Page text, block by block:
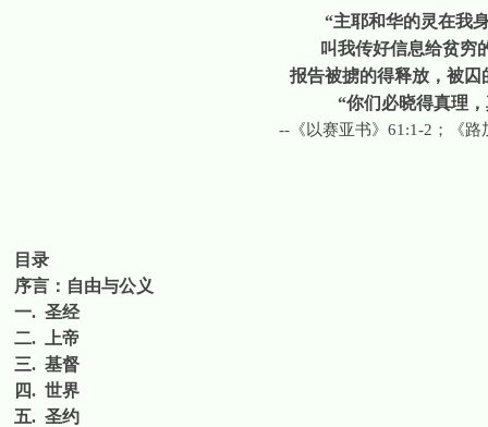
“主耶和华的灵在我
叫我传好信息给贫穷
报告被掳的得释放，被
“你们必晓得真理
-- 《以赛亚书》 61:1-2 ；《
目录
序言：自由与公义
一. 圣经
二.
上帝
三. 基督
四. 世界
五. 圣约